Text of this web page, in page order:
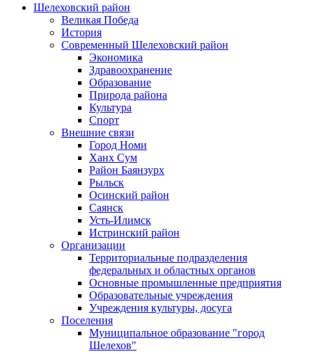
Шелеховский район
Великая Победа
История
Современный Шелеховский район
Экономика
Здравоохранение
Образование
Природа района
Культура
Спорт
Внешние связи
Город Номи
Ханх Сум
Район Баянзурх
Рыльск
Осинский район
Саянск
Усть-Илимск
Истринский район
Организации
Территориальные подразделения
федеральных и областных органов
Основные промышленные предприятия
Образовательные учреждения
Учреждения культуры, досуга
Поселения
Муниципальное образование "город
Шелехов"